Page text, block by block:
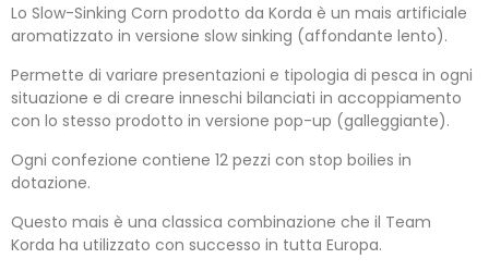
Lo Slow-Sinking Corn prodotto da Korda è un mais artificiale
aromatizzato in versione slow sinking (affondante lento).
Permette di variare presentazioni e tipologia di pesca in ogni
situazione e di creare inneschi bilanciati in accoppiamento
con lo stesso prodotto in versione pop-up (galleggiante).
Ogni confezione contiene 12 pezzi con stop boilies in
dotazione.
Questo mais è una classica combinazione che il Team
Korda ha utilizzato con successo in tutta Europa.